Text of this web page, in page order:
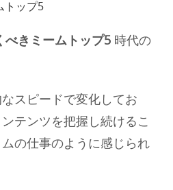
トップ5
べきミームトップ5 時代の
スピードで変化してお
テンツを把握し続けるこ
の仕事のように感じられ